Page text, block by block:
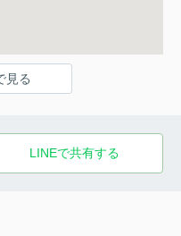
見る
LINEで共有する